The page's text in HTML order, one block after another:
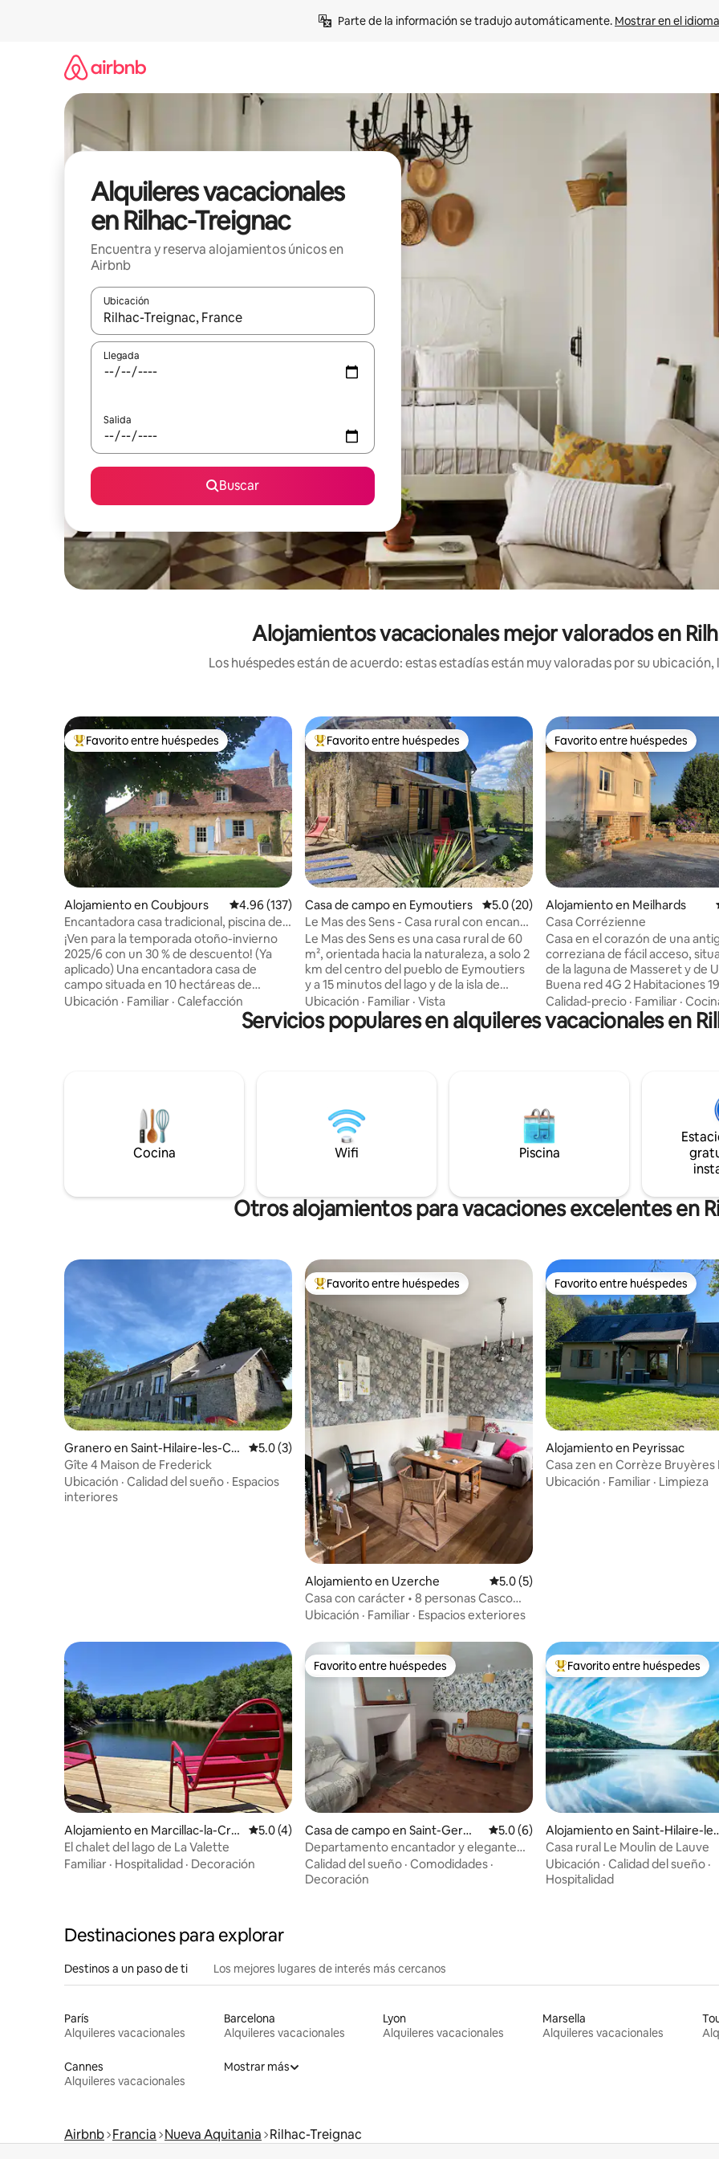
Parte de la información se tradujo automáticamente. Mostrar en el
Alquileres vacacionales
en Rilhac-Treignac
Encuentra y reserva alojamientos únicos en
Airbnb
Ubicación
Cuando los resultados estén disponibles, navega con las teclas de flecha hacia arriba y hacia abajo o explora con el
Llegada
Salida
Buscar
Alojamientos vacacionales mejor valorados en
Los huéspedes están de acuerdo: estas estadías están muy valoradas por su
Favorito entre huéspedes preferido
Favorito entre huéspedes
Alojamiento en Coubjours Calificación promedio: 4.96 de 5, 137 reseñas
4.96 (137)
Encantadora casa tradicional, piscina de
lujo compartida
¡Ven para la temporada otoño-invierno
2025/6 con un 30 % de descuento! (Ya
aplicado) Una encantadora casa de
campo situada en 10 hectáreas de
terreno, en una posición envidiable con
unas vistas excepcionales. Para disfrutar
en cualquier época del año. Busca
al árbol de Navidad con la familia en
invierno. Saint Robert, uno de «Les Plus
Beaux Villages des France», está a solo
unos minutos o a 20 minutos a pie.
Ubicación · Familiar · Calefacción
Favorito entre huéspedes preferido
Favorito entre huéspedes
Casa de campo en Eymoutiers Calificación promedio: 5.0 de 5, 20 reseñas
5.0 (20)
Le Mas des Sens - Casa rural con encanto
-Le Mas des Sens es una casa rural de 60
m², orientada hacia la naturaleza, a solo 2
km del centro del pueblo de Eymoutiers
y a 15 minutos del lago y de la isla de
Vassivière. Distribuida en dos niveles,
incluye una zona de cocina, una
acogedora sala de estar, dos dormitorios
Ofrece una verdadera burbuja de
intimidad, con sus terrazas privadas y su
jardín orientado a la naturaleza.
Ubicación · Familiar · Vista
Favorito entre huéspedes
Favorito entre huéspedes
Alojamiento en Meilhards
Casa Corrézienne
Casa en el corazón de una
correziana de fácil acceso,
de la laguna de Masseret y de
Buena red 4G 2 Habitaciones 190x140 + 1
Cuna + literas 90 Cuarto de
ducha italiana Lavadora Baño
independiente placas de gas + horno Sala
Playa/baño, vías verdes y rutas
senderismo Canotaje, kayak, ciclismo de
montaña, orillas del Vézère,
(Uzerche – Treignac – Monte
etc.
Calidad-precio · Familiar ·
Servicios populares en alquileres vacacionales en
Cocina Wifi Piscina
Otros alojamientos para vacaciones excelentes en
Granero en Saint-Hilaire-les-Co
urbes
Calificación promedio: 5.0 de 5, 3 reseñas
5.0 (3)
Gîte 4 Maison de Frederick
Ubicación · Calidad del sueño · Espacios
interiores
Favorito entre huéspedes preferido
Favorito entre huéspedes
Alojamiento en Uzerche Calificación promedio: 5.0 de 5, 5 reseñas
5.0 (5)
Casa con carácter • 8 personas Casco
antiguo de Uzerche
Ubicación · Familiar · Espacios exteriores
Favorito entre huéspedes
Favorito entre huéspedes
Alojamiento en Peyrissac
Casa zen en Corrèze Bruyères
Monédière
Ubicación · Familiar · Limpieza
Alojamiento en Marcillac-la-Croi
sille
Calificación promedio: 5.0 de 5, 4 reseñas
5.0 (4)
El chalet del lago de La Valette
Familiar · Hospitalidad · Decoración
Favorito entre huéspedes
Favorito entre huéspedes
Casa de campo en Saint-Germa
in-les-Belles
Calificación promedio: 5.0 de 5, 6 reseñas
5.0 (6)
Departamento encantador y elegante
en un hermoso pueblo
Calidad del sueño · Comodidades ·
Decoración
Favorito entre huéspedes
Favorito entre huéspedes
Alojamiento en Saint-Hilaire-les
-Courbes
Casa rural Le Moulin de Lauve
Ubicación · Calidad del sueño ·
Hospitalidad
Destinaciones para explorar
Destinos a un paso de ti Los mejores lugares de interés más cercanos
París
Alquileres vacacionales
Barcelona
Alquileres vacacionales
Lyon
Alquileres vacacionales
Marsella
Alquileres vacacionales
Cannes
Alquileres vacacionales
Mostrar más
Airbnb Francia Nueva Aquitania Rilhac-Treignac